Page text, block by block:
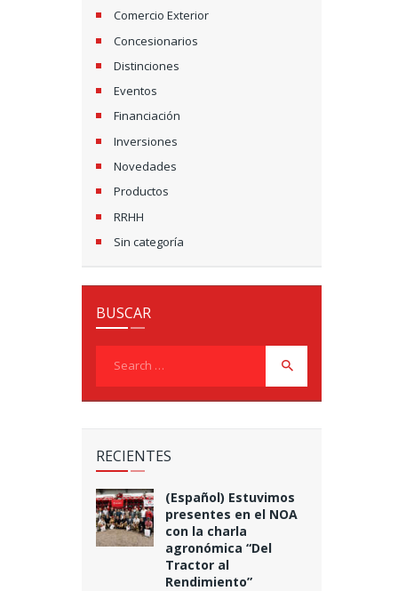
Comercio Exterior
Concesionarios
Distinciones
Eventos
Financiación
Inversiones
Novedades
Productos
RRHH
Sin categoría
BUSCAR
RECIENTES
(Español) Estuvimos
presentes en el NOA
con la charla
agronómica “Del
Tractor al
Rendimiento”